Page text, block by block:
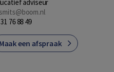
adviseur
76 88 49
Maak een afspraak